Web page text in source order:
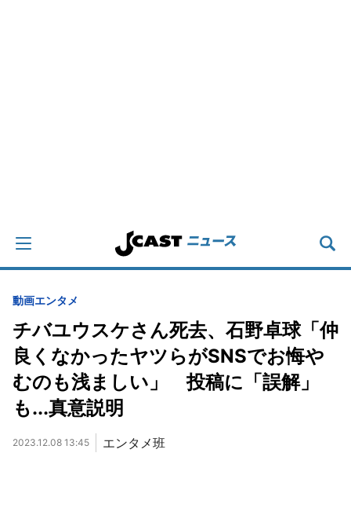
動画エンタメ
チバユウスケさん死去、石野卓球「仲
良くなかったヤツらがSNSでお悔や
むのも浅ましい」 投稿に「誤解」
も...真意説明
2023.12.08 13:45 エンタメ班